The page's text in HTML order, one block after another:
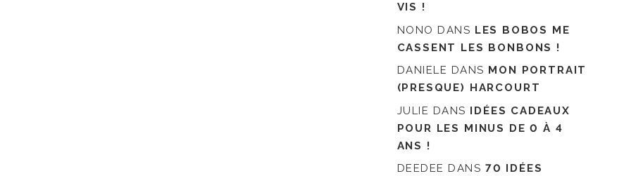
VIS !
NONO DANS LES BOBOS ME
CASSENT LES BONBONS !
DANIELE DANS MON PORTRAIT
(PRESQUE) HARCOURT
JULIE DANS IDÉES CADEAUX
POUR LES MINUS DE 0 À 4
ANS !
DEEDEE DANS 70 IDÉES